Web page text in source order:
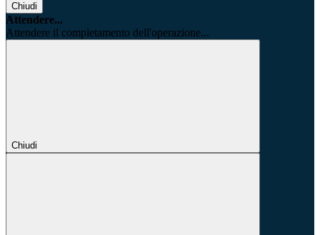
Chiudi
Attendere...
Attendere il completamento dell'operazione...
Chiudi